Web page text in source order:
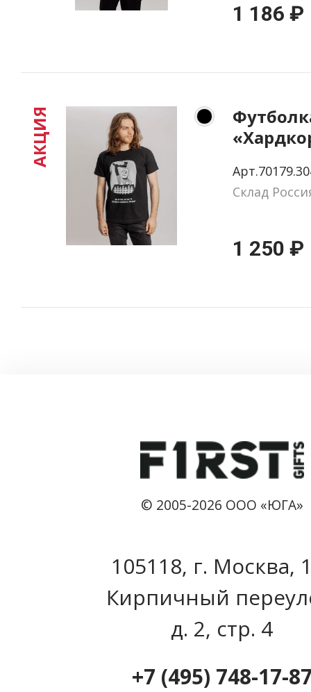
1 186 ₽
Склад
1 250 ₽
АКЦИЯ
© 2005-2026 ООО «ЮГА»
105118, г. Москва,
Кирпичный
д. 2, стр. 4
+7 (495) 748-17-